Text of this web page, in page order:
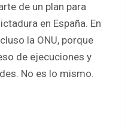
de un plan para
en España. En
la ONU, porque
de ejecuciones y
No es lo mismo.